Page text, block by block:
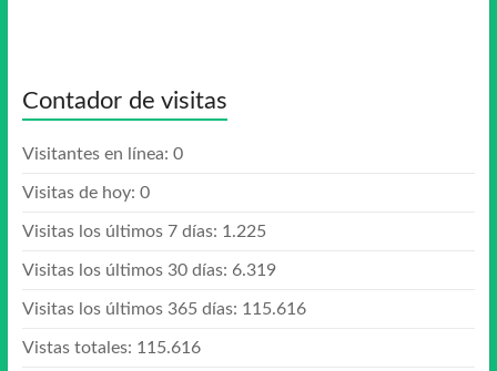
Contador de visitas
Visitantes en línea: 0
Visitas de hoy: 0
Visitas los últimos 7 días: 1.225
Visitas los últimos 30 días: 6.319
Visitas los últimos 365 días: 115.616
Vistas totales: 115.616